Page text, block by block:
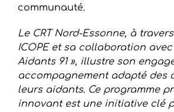
communauté.
Le CRT Nord-Essonne, à
ICOPE et sa collaboration avec
Aidants 91 », illustre son
accompagnement adapté des
leurs aidants. Ce programme
innovant est une initiative clé